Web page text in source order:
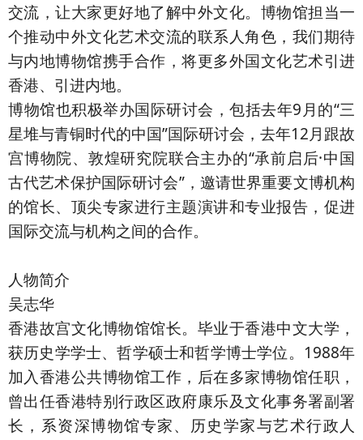
交流，让大家更好地了解中外文化。博物馆担当一
个推动中外文化艺术交流的联系人角色，我们期待
与内地博物馆携手合作，将更多外国文化艺术引进
香港、引进内地。
博物馆也积极举办国际研讨会，包括去年9月的“三
星堆与青铜时代的中国”国际研讨会，去年12月跟故
宫博物院、敦煌研究院联合主办的“承前启后·中国
古代艺术保护国际研讨会”，邀请世界重要文博机构
的馆长、顶尖专家进行主题演讲和专业报告，促进
国际交流与机构之间的合作。
人物简介
吴志华
香港故宫文化博物馆馆长。毕业于香港中文大学，
获历史学学士、哲学硕士和哲学博士学位。1988年
加入香港公共博物馆工作，后在多家博物馆任职，
曾出任香港特别行政区政府康乐及文化事务署副署
长，系资深博物馆专家、历史学家与艺术行政人